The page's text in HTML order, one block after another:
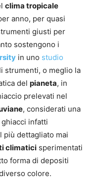
clima tropicale
anno, per quasi
giusti per
sostengono i
in uno studio
strumenti, o meglio la
del pianeta, in
prelevati nel
, considerati una
ghiacci infatti
più dettagliato mai
climatici sperimentati
forma di depositi
colore.